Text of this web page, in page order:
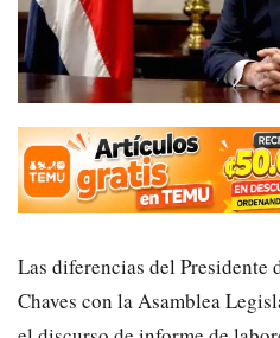
Las diferencias del Presidente
Chaves con la Asamblea